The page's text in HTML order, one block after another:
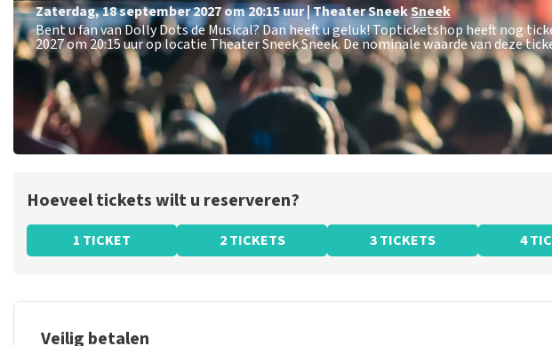
zaterdag,18 september 2027 om 20:15uur|Theater SneekSneek
Bent u fan van Dolly Dots de Musical? Dan heeft u geluk! Topticketshop heeft nog
2027 om 20:15 uur op locatie Theater Sneek Sneek. De nominale waarde van deze
Hoeveel tickets wilt u reserveren?
1 TICKET 2 TICKETS 3 TICKETS 4
Veilig betalen